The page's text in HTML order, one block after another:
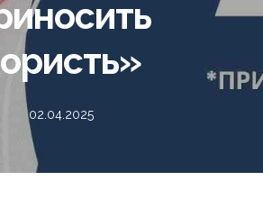
02.04.2025